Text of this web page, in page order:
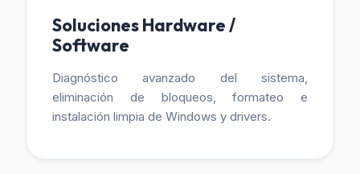
Soluciones Hardware /
Software
Diagnóstico avanzado del sistema,
eliminación de bloqueos, formateo e
instalación limpia de Windows y drivers.